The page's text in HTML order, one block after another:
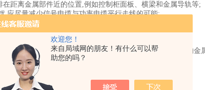
欢迎您！
来自局域网的朋友！有什么可以帮
助您的吗？
在距离金属部件近的位置,例如控制柜面板、横梁和金属导轨等;
,应尽量减少信号电缆与功率电缆平行走线的可能;
,避免预留电缆过长,造成线槽阻塞;
用金属隔板、金属套管及金属线槽,并保持良好接地;
缆保持小间距2cm ,电柜外间距50cmz
电源电缆、大功率电缆及高噪电缆分开铺设,使用屏蔽良好的金
离电机、变压器、变频器等严重磁场干扰设备 ;
编码器型号示例